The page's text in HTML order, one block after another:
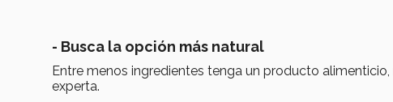
- Busca la opción más natural
Entre menos ingredientes tenga un producto
experta.